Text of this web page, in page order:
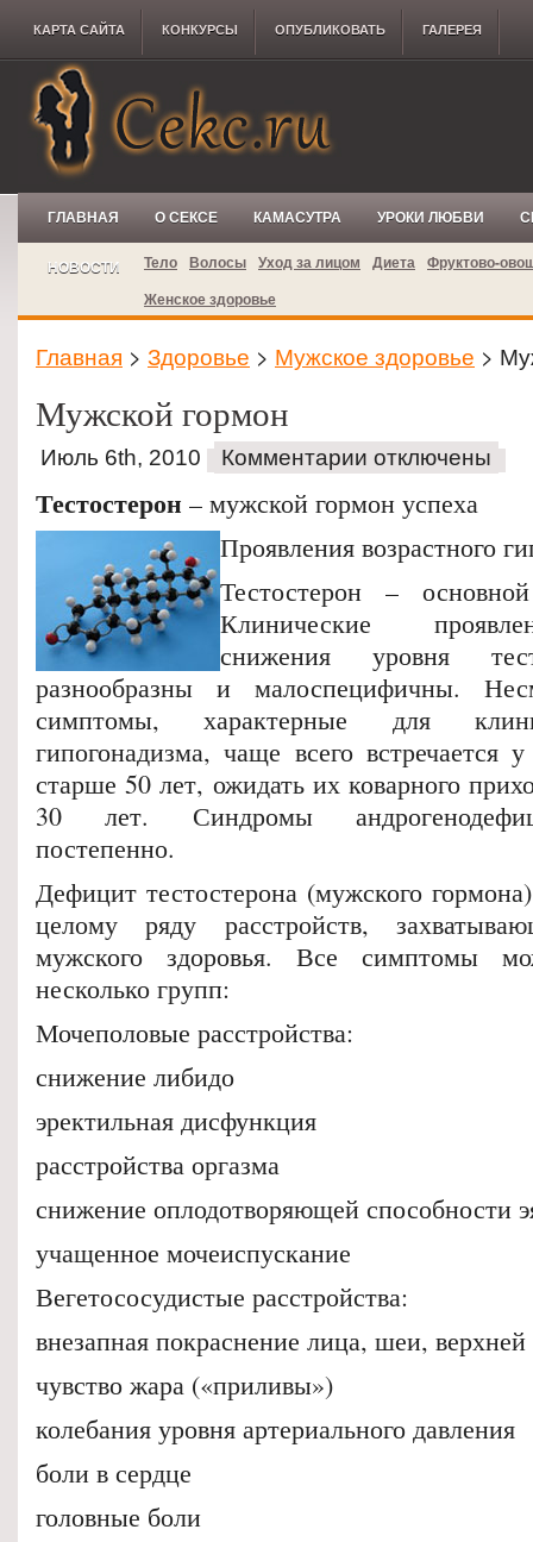
КАРТА САЙТА КОНКУРCЫ ОПУБЛИКОВАТЬ ГАЛЕРЕЯ
ГЛАВНАЯ О СЕКСЕ КАМАСУТРА УРОКИ ЛЮБВИ
НОВОСТИ Тело Волосы Уход за лицом Диета Фруктово-
Женское здоровье
Главная > Здоровье > Мужское здоровье >
Мужской гормон
Июль 6th, 2010 Комментарии отключены
Тестостерон – мужской гормон успеха
Проявления возрастного
Тестостерон –
Клинические
снижения уровня
разнообразны и малоспецифичны.
симптомы, характерные для
гипогонадизма, чаще всего встречается
старше 50 лет, ожидать их коварного
30 лет. Синдромы
постепенно.
Дефицит тестостерона (мужского
целому ряду расстройств,
мужского здоровья. Все симптомы
несколько групп:
Мочеполовые расстройства:
снижение либидо
эректильная дисфункция
расстройства оргазма
снижение оплодотворяющей способности
учащенное мочеиспускание
Вегетососудистые расстройства:
внезапная покраснение лица, шеи,
чувство жара («приливы»)
колебания уровня артериального давления
боли в сердце
головные боли